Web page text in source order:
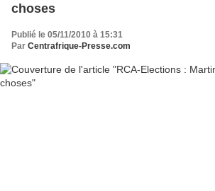
choses
Publié le 05/11/2010 à 15:31
Par Centrafrique-Presse.com